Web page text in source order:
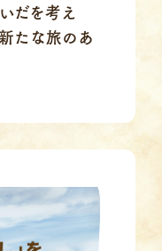
だを考え
たな旅のあ